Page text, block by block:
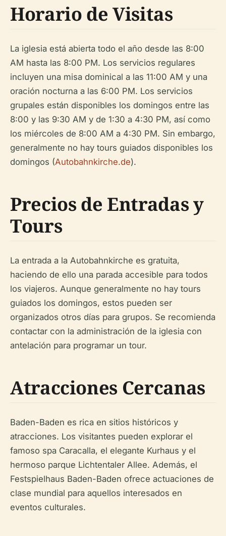
Horario de Visitas
La iglesia está abierta todo el año desde las 8:00
AM hasta las 8:00 PM. Los servicios regulares
incluyen una misa dominical a las 11:00 AM y una
oración nocturna a las 6:00 PM. Los servicios
grupales están disponibles los domingos entre las
8:00 y las 9:30 AM y de 1:30 a 4:30 PM, así como
los miércoles de 8:00 AM a 4:30 PM. Sin embargo,
generalmente no hay tours guiados disponibles los
domingos (Autobahnkirche.de).
Precios de Entradas y
Tours
La entrada a la Autobahnkirche es gratuita,
haciendo de ello una parada accesible para todos
los viajeros. Aunque generalmente no hay tours
guiados los domingos, estos pueden ser
organizados otros días para grupos. Se recomienda
contactar con la administración de la iglesia con
antelación para programar un tour.
Atracciones Cercanas
Baden-Baden es rica en sitios históricos y
atracciones. Los visitantes pueden explorar el
famoso spa Caracalla, el elegante Kurhaus y el
hermoso parque Lichtentaler Allee. Además, el
Festspielhaus Baden-Baden ofrece actuaciones de
clase mundial para aquellos interesados en
eventos culturales.